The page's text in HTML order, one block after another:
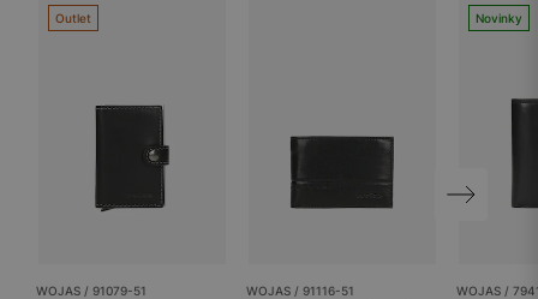
Outlet
WOJAS / 91079-51 WOJAS / 91116-51
Novinky
WOJAS /